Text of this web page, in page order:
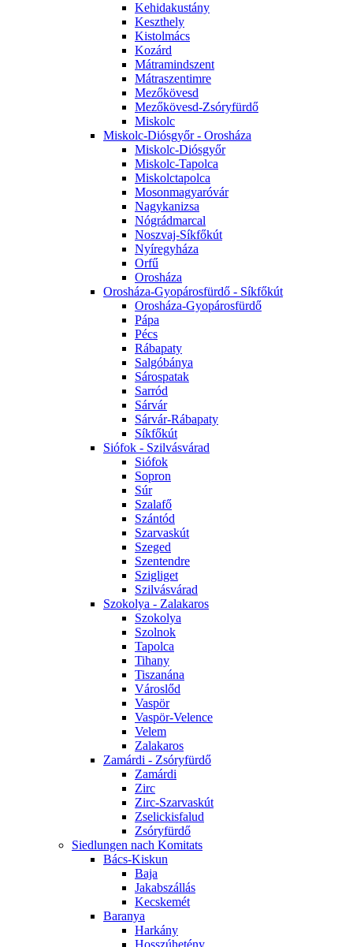
Kehidakustány
Keszthely
Kistolmács
Kozárd
Mátramindszent
Mátraszentimre
Mezőkövesd
Mezőkövesd-Zsóryfürdő
Miskolc
Miskolc-Diósgyőr - Orosháza
Miskolc-Diósgyőr
Miskolc-Tapolca
Miskolctapolca
Mosonmagyaróvár
Nagykanizsa
Nógrádmarcal
Noszvaj-Síkfőkút
Nyíregyháza
Orfű
Orosháza
Orosháza-Gyopárosfürdő - Síkfőkút
Orosháza-Gyopárosfürdő
Pápa
Pécs
Rábapaty
Salgóbánya
Sárospatak
Sarród
Sárvár
Sárvár-Rábapaty
Síkfőkút
Siófok - Szilvásvárad
Siófok
Sopron
Súr
Szalafő
Szántód
Szarvaskút
Szeged
Szentendre
Szigliget
Szilvásvárad
Szokolya - Zalakaros
Szokolya
Szolnok
Tapolca
Tihany
Tiszanána
Városlőd
Vaspör
Vaspör-Velence
Velem
Zalakaros
Zamárdi - Zsóryfürdő
Zamárdi
Zirc
Zirc-Szarvaskút
Zselickisfalud
Zsóryfürdő
Siedlungen nach Komitats
Bács-Kiskun
Baja
Jakabszállás
Kecskemét
Baranya
Harkány
Hosszúhetény